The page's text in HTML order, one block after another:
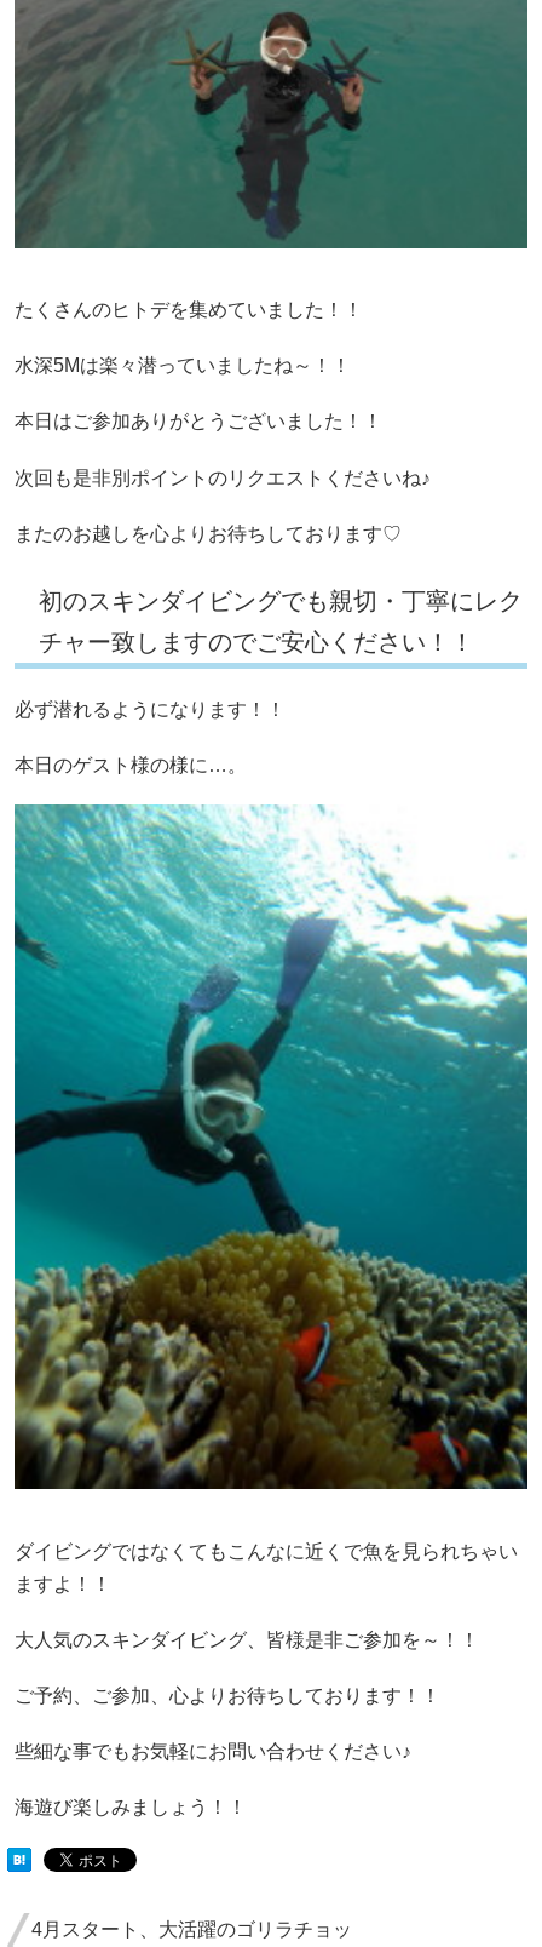
たくさんのヒトデを集めていました！！
水深5Mは楽々潜っていましたね～！！
本日はご参加ありがとうございました！！
次回も是非別ポイントのリクエストくださいね♪
またのお越しを心よりお待ちしております♡
初のスキンダイビングでも親切・丁寧にレク
チャー致しますのでご安心ください！！
必ず潜れるようになります！！
本日のゲスト様の様に…。
ダイビングではなくてもこんなに近くで魚を見られちゃい
ますよ！！
大人気のスキンダイビング、皆様是非ご参加を～！！
ご予約、ご参加、心よりお待ちしております！！
些細な事でもお気軽にお問い合わせください♪
海遊び楽しみましょう！！
4月スタート、大活躍のゴリラチョッ